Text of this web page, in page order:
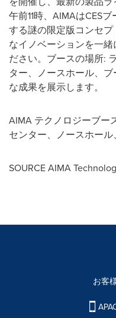
午前11時、 AIMAはCESブ
する謎の限定版コンセ
なイノベーションを一
ださい。ブースの場所:
ター、ノースホール、
な成果を展示します。
AIMA テクノロジーブー
センター、ノースホー
SOURCE AIMA
お客